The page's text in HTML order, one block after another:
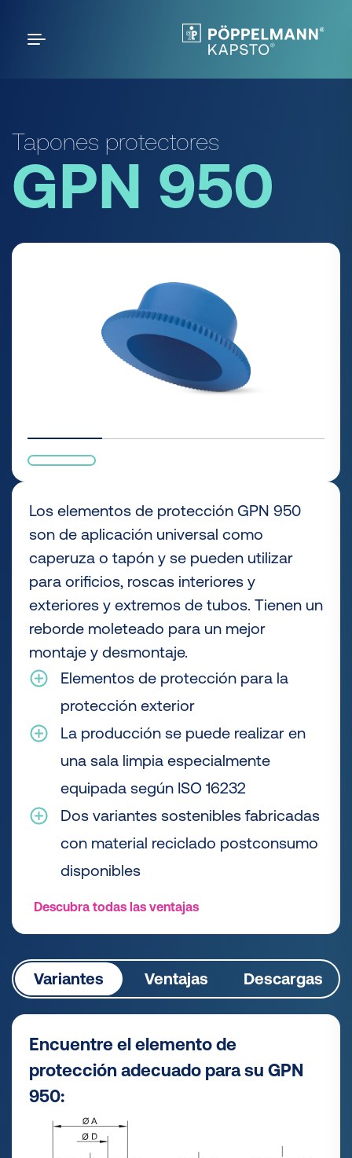
Tapones protectores
GPN 950
Los elementos de protección GPN 950
son de aplicación universal como
caperuza o tapón y se pueden utilizar
para orificios, roscas interiores y
exteriores y extremos de tubos. Tienen un
reborde moleteado para un mejor
montaje y desmontaje.
Elementos de protección para la
protección exterior
La producción se puede realizar en
una sala limpia especialmente
equipada según ISO 16232
Dos variantes sostenibles fabricadas
con material reciclado postconsumo
disponibles
Descubra todas las ventajas
Variantes Ventajas Descargas
Encuentre el elemento de
protección adecuado para su GPN
950: